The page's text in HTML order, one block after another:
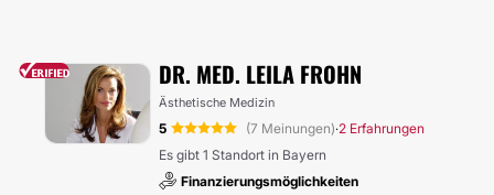
DR. MED. LEILA FROHN
Ästhetische Medizin
5 (7 Meinungen)·2 Erfahrungen
Es gibt 1 Standort in Bayern
Finanzierungsmöglichkeiten